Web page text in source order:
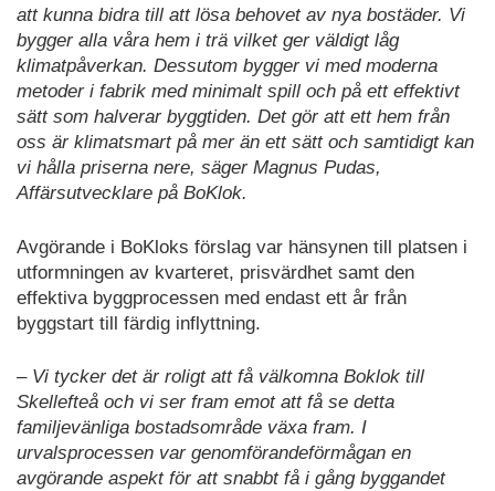
att kunna bidra till att lösa behovet av nya bostäder. Vi
bygger alla våra hem i trä vilket ger väldigt låg
klimatpåverkan. Dessutom bygger vi med moderna
metoder i fabrik med minimalt spill och på ett effektivt
sätt som halverar byggtiden. Det gör att ett hem från
oss är klimatsmart på mer än ett sätt och samtidigt kan
vi hålla priserna nere, säger Magnus Pudas,
Affärsutvecklare på BoKlok.
Avgörande i BoKloks förslag var hänsynen till platsen i
utformningen av kvarteret, prisvärdhet samt den
effektiva byggprocessen med endast ett år från
byggstart till färdig inflyttning.
– Vi tycker det är roligt att få välkomna Boklok till
Skellefteå och vi ser fram emot att få se detta
familjevänliga bostadsområde växa fram. I
urvalsprocessen var genomförandeförmågan en
avgörande aspekt för att snabbt få i gång byggandet